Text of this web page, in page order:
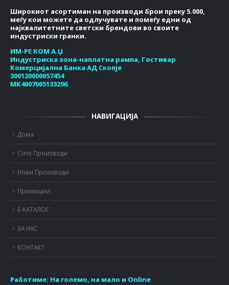
Широкиот асортиман на производи брои преку 5.000,
меѓу кои можете да одлучувате и помеѓу едни од
најквалитетните светски брендови во своите
индустриски гранки.
ИМ-РЕ КОМ А.Џ
Индустриска зона-наплатна рампа, Гостивар
Комерцијална Банка АД Скопје
300120000057454
МК4007005133296
НАВИГАЦИЈА
Дома
Сите Производи
Нови Производи
Промоции
Е-КАТАЛОГ
ЗА НАС
КОНТАКТ
Работиме: На големо, на мало и Online